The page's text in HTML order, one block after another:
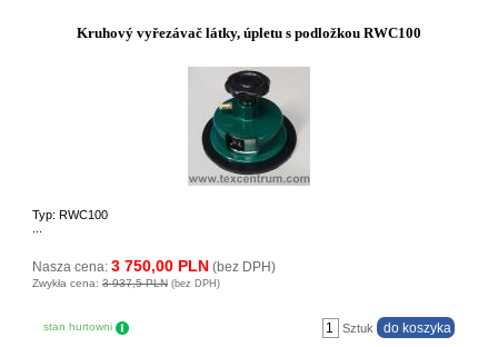
Kruhový vyřezávač látky, úpletu s podložkou RWC100
Typ: RWC100
Nasza cena: 3 750,00 PLN (bez DPH)
Zwykła cena: 3 937,5 PLN (bez DPH)
stan hurtowni Sztuk